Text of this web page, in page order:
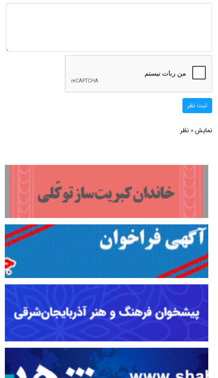
ثبت نظر
نمایش 0 نظر